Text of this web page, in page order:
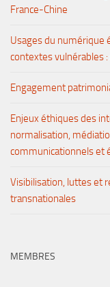
France-Chine
Usages du numérique
contextes vulnérables
Engagement
Enjeux éthiques des
normalisation,
communicationnels et
Visibilisation, luttes et
transnationales
MEMBRES